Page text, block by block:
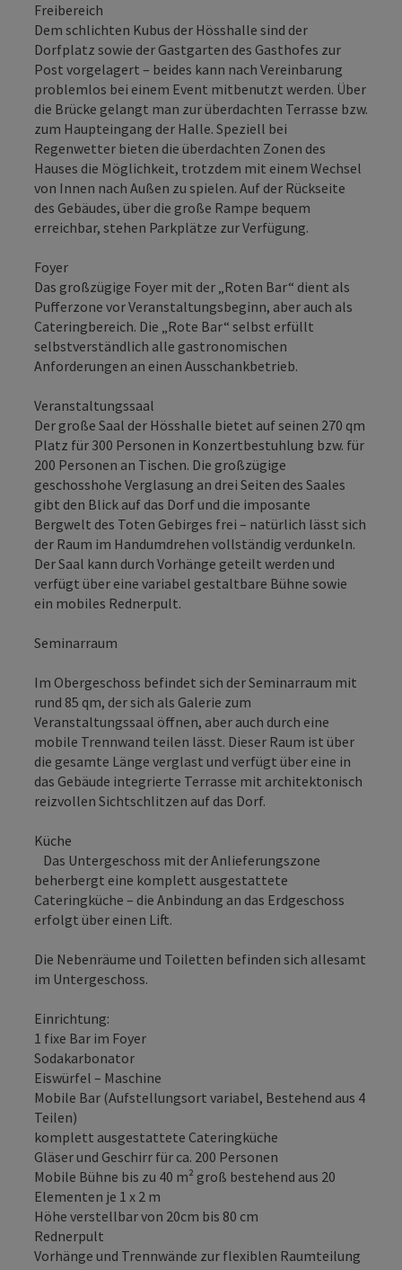
Freibereich
Dem schlichten Kubus der Hösshalle sind der
Dorfplatz sowie der Gastgarten des Gasthofes zur
Post vorgelagert – beides kann nach Vereinbarung
problemlos bei einem Event mitbenutzt werden. Über
die Brücke gelangt man zur überdachten Terrasse bzw.
zum Haupteingang der Halle. Speziell bei
Regenwetter bieten die überdachten Zonen des
Hauses die Möglichkeit, trotzdem mit einem Wechsel
von Innen nach Außen zu spielen. Auf der Rückseite
des Gebäudes, über die große Rampe bequem
erreichbar, stehen Parkplätze zur Verfügung.
Foyer
Das großzügige Foyer mit der „Roten Bar“ dient als
Pufferzone vor Veranstaltungsbeginn, aber auch als
Cateringbereich. Die „Rote Bar“ selbst erfüllt
selbstverständlich alle gastronomischen
Anforderungen an einen Ausschankbetrieb.
Veranstaltungssaal
Der große Saal der Hösshalle bietet auf seinen 270 qm
Platz für 300 Personen in Konzertbestuhlung bzw. für
200 Personen an Tischen. Die großzügige
geschosshohe Verglasung an drei Seiten des Saales
gibt den Blick auf das Dorf und die imposante
Bergwelt des Toten Gebirges frei – natürlich lässt sich
der Raum im Handumdrehen vollständig verdunkeln.
Der Saal kann durch Vorhänge geteilt werden und
verfügt über eine variabel gestaltbare Bühne sowie
ein mobiles Rednerpult.
Seminarraum
Im Obergeschoss befindet sich der Seminarraum mit
rund 85 qm, der sich als Galerie zum
Veranstaltungssaal öffnen, aber auch durch eine
mobile Trennwand teilen lässt. Dieser Raum ist über
die gesamte Länge verglast und verfügt über eine in
das Gebäude integrierte Terrasse mit architektonisch
reizvollen Sichtschlitzen auf das Dorf.
Küche
Das Untergeschoss mit der Anlieferungszone
beherbergt eine komplett ausgestattete
Cateringküche – die Anbindung an das Erdgeschoss
erfolgt über einen Lift.
Die Nebenräume und Toiletten befinden sich allesamt
im Untergeschoss.
Einrichtung:
1 fixe Bar im Foyer
Sodakarbonator
Eiswürfel – Maschine
Mobile Bar (Aufstellungsort variabel, Bestehend aus 4
Teilen)
komplett ausgestattete Cateringküche
Gläser und Geschirr für ca. 200 Personen
Mobile Bühne bis zu 40 m² groß bestehend aus 20
Elementen je 1 x 2 m
Höhe verstellbar von 20cm bis 80 cm
Rednerpult
Vorhänge und Trennwände zur flexiblen Raumteilung